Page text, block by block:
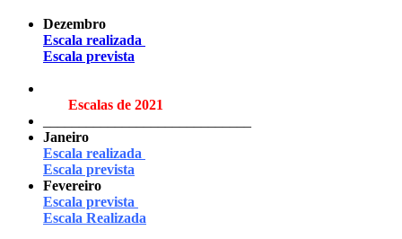
Dezembro
Escala realizada
Escala prevista
Escalas de 2021
Janeiro
Escala realizada
Escala prevista
Fevereiro
Escala prevista
Escala Realizada